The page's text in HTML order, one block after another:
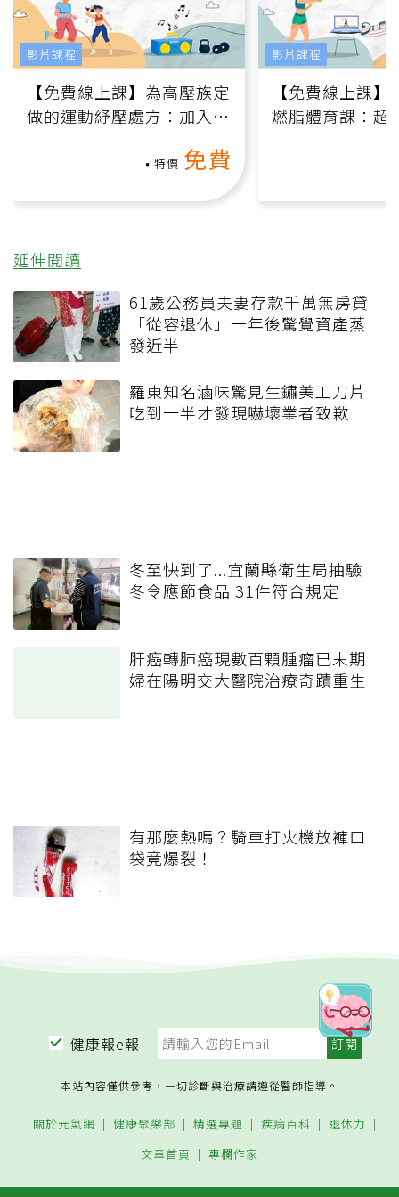
【免費線上課】為高壓族定
做的運動紓壓處方：加入行
特價 免費
影片課程
【免費線上課
燃脂體育課：超
影片課程
延伸閱讀
61歲公務員夫妻存款千萬無房貸
「從容退休」一年後驚覺資產蒸
發近半
羅東知名滷味驚見生鏽美工刀片
吃到一半才發現嚇壞業者致歉
冬至快到了...宜蘭縣衛生局抽驗
冬令應節食品 31件符合規定
肝癌轉肺癌現數百顆腫瘤已末期
婦在陽明交大醫院治療奇蹟重生
有那麼熱嗎？騎車打火機放褲口
袋竟爆裂！
健康報e報
本站內容僅供參考，一切診斷與治療請遵從醫師指導。
關於元氣網 健康聚樂部 精選專題 疾病百科
退休力
文章首頁
專欄作家